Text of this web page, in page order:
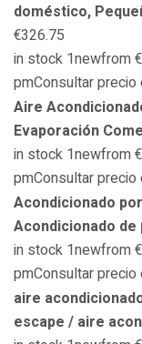
doméstico,
€326.75
in stock 1newfrom
pmConsultar precio
Aire
Evaporación
in stock 1newfrom
pmConsultar precio
Acondicionado
Acondicionado de
in stock 1newfrom
pmConsultar precio
aire
escape / aire